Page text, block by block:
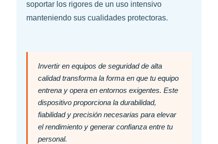
soportar los rigores de un uso intensivo
manteniendo sus cualidades protectoras.
Invertir en equipos de seguridad de alta
calidad transforma la forma en que tu equipo
entrena y opera en entornos exigentes. Este
dispositivo proporciona la durabilidad,
fiabilidad y precisión necesarias para elevar
el rendimiento y generar confianza entre tu
personal.